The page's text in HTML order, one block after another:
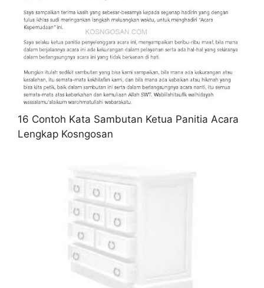
16 Contoh Kata Sambutan Ketua Panitia Acara
Lengkap Kosngosan